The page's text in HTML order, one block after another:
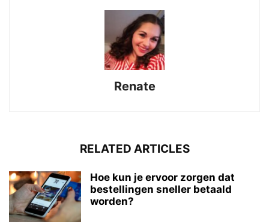
Renate
RELATED ARTICLES
Hoe kun je ervoor zorgen dat
bestellingen sneller betaald
worden?